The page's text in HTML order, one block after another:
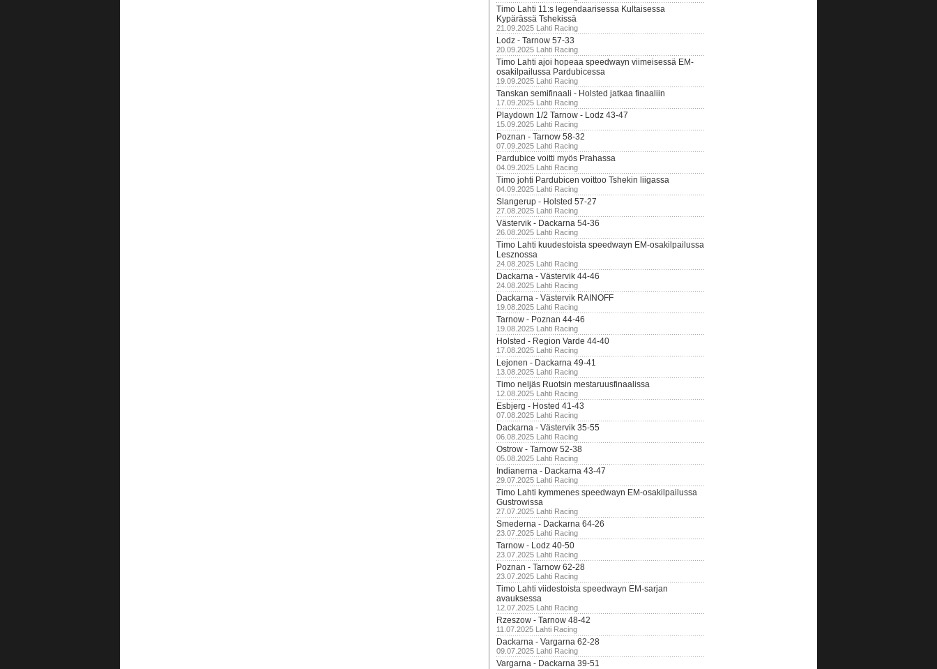
Timo Lahti 11:s legendaarisessa Kultaisessa
Kypärässä Tshekissä
21.09.2025 Lahti Racing
Lodz - Tarnow 57-33
20.09.2025 Lahti Racing
Timo Lahti ajoi hopeaa speedwayn viimeisessä EM-
osakilpailussa Pardubicessa
19.09.2025 Lahti Racing
Tanskan semifinaali - Holsted jatkaa finaaliin
17.09.2025 Lahti Racing
Playdown 1/2 Tarnow - Lodz 43-47
15.09.2025 Lahti Racing
Poznan - Tarnow 58-32
07.09.2025 Lahti Racing
Pardubice voitti myös Prahassa
04.09.2025 Lahti Racing
Timo johti Pardubicen voittoo Tshekin liigassa
04.09.2025 Lahti Racing
Slangerup - Holsted 57-27
27.08.2025 Lahti Racing
Västervik - Dackarna 54-36
26.08.2025 Lahti Racing
Timo Lahti kuudestoista speedwayn EM-osakilpailussa
Lesznossa
24.08.2025 Lahti Racing
Dackarna - Västervik 44-46
24.08.2025 Lahti Racing
Dackarna - Västervik RAINOFF
19.08.2025 Lahti Racing
Tarnow - Poznan 44-46
19.08.2025 Lahti Racing
Holsted - Region Varde 44-40
17.08.2025 Lahti Racing
Lejonen - Dackarna 49-41
13.08.2025 Lahti Racing
Timo neljäs Ruotsin mestaruusfinaalissa
12.08.2025 Lahti Racing
Esbjerg - Hosted 41-43
07.08.2025 Lahti Racing
Dackarna - Västervik 35-55
06.08.2025 Lahti Racing
Ostrow - Tarnow 52-38
05.08.2025 Lahti Racing
Indianerna - Dackarna 43-47
29.07.2025 Lahti Racing
Timo Lahti kymmenes speedwayn EM-osakilpailussa
Gustrowissa
27.07.2025 Lahti Racing
Smederna - Dackarna 64-26
23.07.2025 Lahti Racing
Tarnow - Lodz 40-50
23.07.2025 Lahti Racing
Poznan - Tarnow 62-28
23.07.2025 Lahti Racing
Timo Lahti viidestoista speedwayn EM-sarjan
avauksessa
12.07.2025 Lahti Racing
Rzeszow - Tarnow 48-42
11.07.2025 Lahti Racing
Dackarna - Vargarna 62-28
09.07.2025 Lahti Racing
Vargarna - Dackarna 39-51